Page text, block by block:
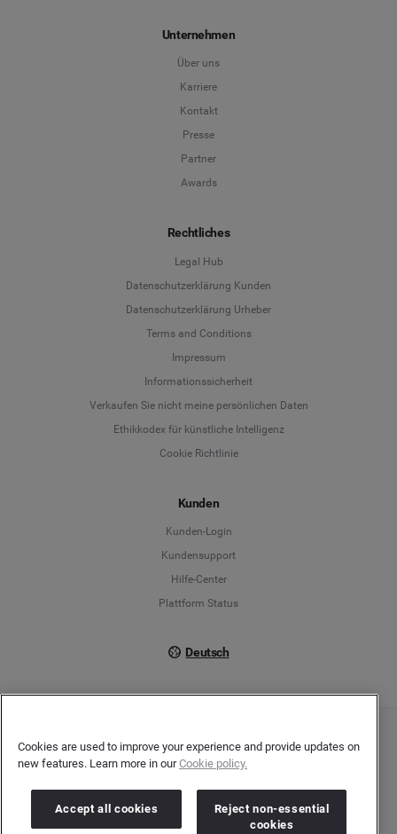
Unternehmen
Über uns
Karriere
Kontakt
Presse
Partner
Awards
Rechtliches
Legal Hub
Datenschutzerklärung Kunden
Datenschutzerklärung Urheber
Terms and Conditions
Impressum
Informationssicherheit
Verkaufen Sie nicht meine persönlichen Daten
Ethikkodex für künstliche Intelligenz
Cookie Richtlinie
Kunden
Kunden-Login
Kundensupport
Hilfe-Center
Plattform Status
Deutsch
Deutsch
Copyright © 2026 Brandwatch. Alle Rechte vorbehalten. De-Saint-Exupéry-Straße 10,
60549 Frankfurt/Main
Registergericht: Amtsgericht Frankfurt am Main | Registernummer: HRB 138083 |
Cookies are used to improve your experience and provide updates on
new features. Learn more in ourCookie policy.
Accept all cookies
Reject non-essential
cookies